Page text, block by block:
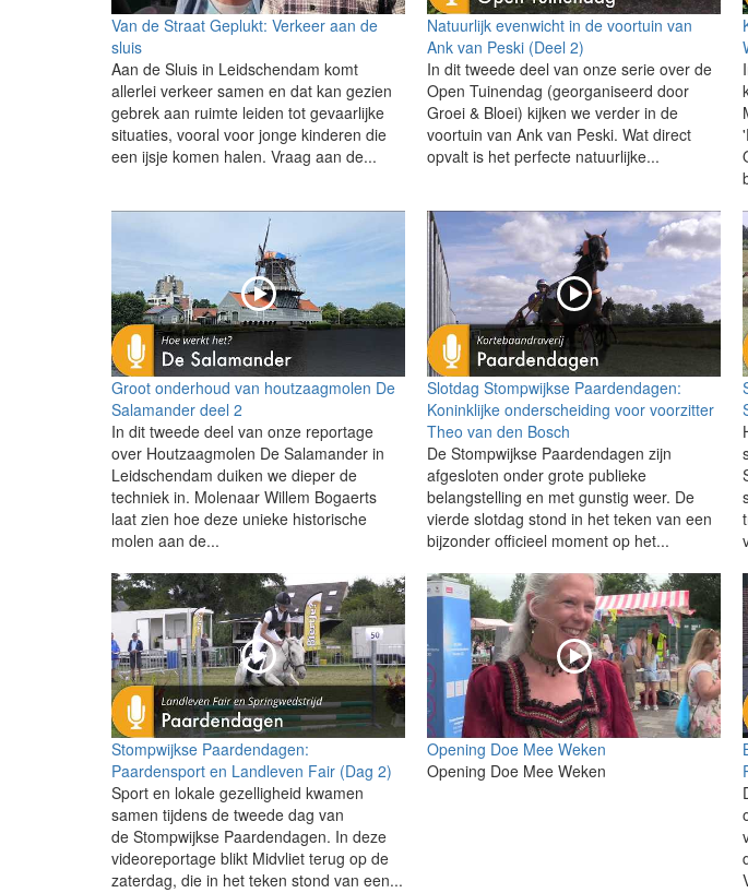
Van de Straat Geplukt: Verkeer aan de
sluis
Aan de Sluis in Leidschendam komt
allerlei verkeer samen en dat kan gezien
gebrek aan ruimte leiden tot gevaarlijke
situaties, vooral voor jonge kinderen die
een ijsje komen halen. Vraag aan de...
Natuurlijk evenwicht in de voortuin van
Ank van Peski (Deel 2)
In dit tweede deel van onze serie over de
Open Tuinendag (georganiseerd door
Groei & Bloei) kijken we verder in de
voortuin van Ank van Peski. Wat direct
opvalt is het perfecte natuurlijke...
Groot onderhoud van houtzaagmolen De
Salamander deel 2
In dit tweede deel van onze reportage
over Houtzaagmolen De Salamander in
Leidschendam duiken we dieper de
techniek in. Molenaar Willem Bogaerts
laat zien hoe deze unieke historische
molen aan de...
Slotdag Stompwijkse Paardendagen:
Koninklijke onderscheiding voor voorzitter
Theo van den Bosch
De Stompwijkse Paardendagen zijn
afgesloten onder grote publieke
belangstelling en met gunstig weer. De
vierde slotdag stond in het teken van een
bijzonder officieel moment op het...
Stompwijkse Paardendagen:
Paardensport en Landleven Fair (Dag 2)
Sport en lokale gezelligheid kwamen
samen tijdens de tweede dag van
de Stompwijkse Paardendagen. In deze
videoreportage blikt Midvliet terug op de
zaterdag, die in het teken stond van een...
Opening Doe Mee Weken
Opening Doe Mee Weken